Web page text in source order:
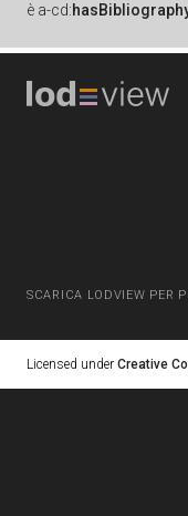
è a-cd:
SCARICA LODVIEW PER
Licensed under Creative